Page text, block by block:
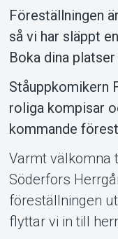
Föreställningen
så vi har släppt
Boka dina
Ståuppkomikern
roliga kompisar
kommande
Varmt välkomna
Söderfors
föreställningen
flyttar vi in till